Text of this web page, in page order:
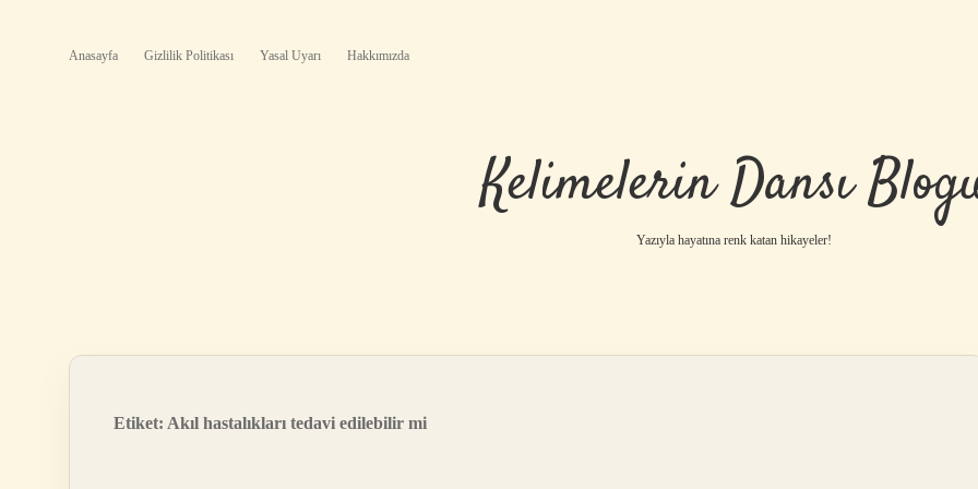
Anasayfa Gizlilik Politikası Yasal Uyarı Hakkımızda
Kelimelerin Dansı
Yazıyla hayatına renk katan hikayeler!
Etiket: Akıl hastalıkları tedavi edilebilir mi